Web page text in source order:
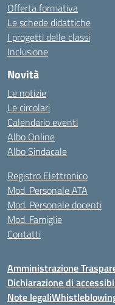
Offerta formativa
Le schede didattiche
I progetti delle classi
Inclusione
Novità
Le notizie
Le circolari
Calendario eventi
Albo Online
Albo Sindacale
Registro Elettronico
Mod. Personale ATA
Mod. Personale docenti
Mod. Famiglie
Contatti
Amministrazione
Dichiarazione di
Note legali